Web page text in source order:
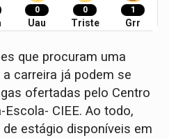
0
Uau
0
Triste
1
Grr
que procuram uma
carreira já podem se
ofertadas pelo Centro
CIEE. Ao todo,
estágio disponíveis em